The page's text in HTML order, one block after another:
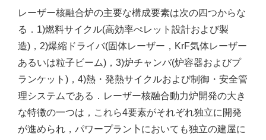
レーザー核融合炉の主要な構成要素は次の四つからな
る．1)燃料サイクル(高効率ぺレット設計および製
造)，2)爆縮ドライバ(固体レーザー，KrF気体レーザー
あるいは粒子ビーム)，3)炉チャンバ(炉容器およびプ
ランケット)，4)熱・発熱サイクルおよび制御・安全管
理システムである．レーザー核融合動力炉開発の大き
な特徴の一つは，これら4要素がそれぞれ独立に開発
が進められ，パワープラン卜においても独立の建屋に